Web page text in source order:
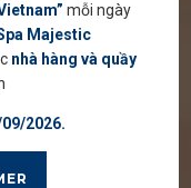
mỗi ngày
Majestic
nhà hàng và quầy
2026.